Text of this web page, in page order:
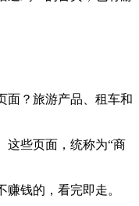
面？旅游产品、租车和
这些页面，统称为“商
钱的，看完即走。